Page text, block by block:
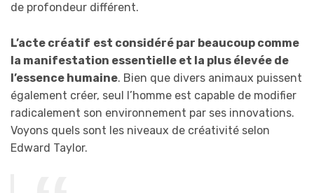
de profondeur différent.
L’acte créatif est considéré par beaucoup comme
la manifestation essentielle et la plus élevée de
l’essence humaine. Bien que divers animaux puissent
également créer, seul l’homme est capable de modifier
radicalement son environnement par ses innovations.
Voyons quels sont les niveaux de créativité selon
Edward Taylor.